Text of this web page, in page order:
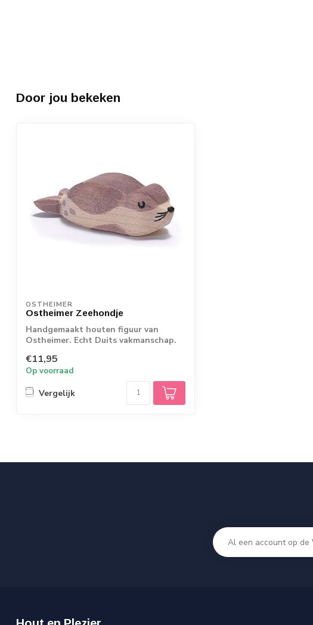
Door jou bekeken
OSTHEIMER
Ostheimer Zeehondje
Handgemaakt houten figuur van
Ostheimer. Echt Duits vakmanschap.
€11,95
Op voorraad
Vergelijk